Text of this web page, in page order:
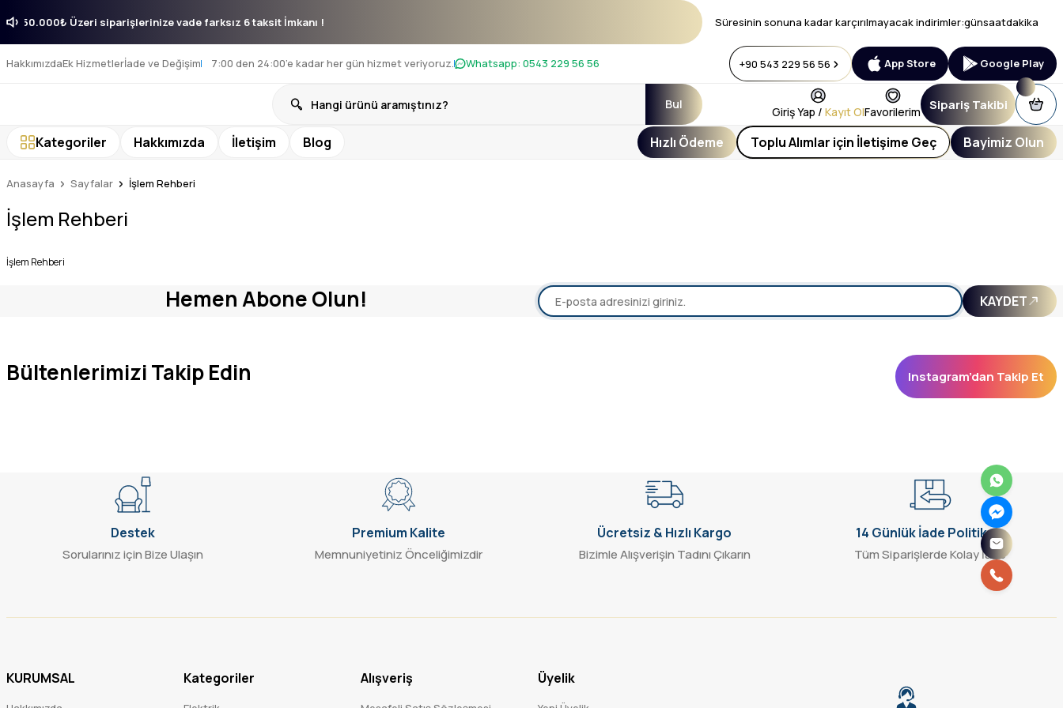
!50.000₺ Üzeri siparişlerinize vade farksız 6 taksit İmkanı ! Süresinin sonuna kadar karçırılmayacak indirimler:günsaatdakika
HakkımızdaEk Hizmetlerİade ve Değişim 7:00 den 24:00’e kadar her gün hizmet veriyoruz. Whatsapp: 0543 229 56 56 +90 543 229 56 56 App Store Google Play
Bul
Giriş Yap / Kayıt OlFavorilerim Sipariş Takibi
Kategoriler Hakkımızda İletişim Blog Hızlı Ödeme Toplu Alımlar için İletişime Geç Bayimiz Olun
Anasayfa Sayfalar İşlem Rehberi
İşlem Rehberi
İşlem Rehberi
Hemen Abone Olun! KAYDET
Bültenlerimizi Takip Edin Instagram’dan Takip Et
Destek
Sorularınız için Bize Ulaşın
Premium Kalite
Memnuniyetiniz Önceliğimizdir
Ücretsiz & Hızlı Kargo
Bizimle Alışverişin Tadını Çıkarın
14 Günlük İade Politikası
Tüm Siparişlerde Kolay İade
KURUMSAL Kategoriler Alışveriş Üyelik